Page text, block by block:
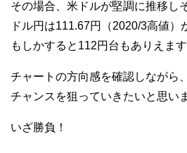
その場合、米ドルが堅調に推移し
ドル円は111.67円（2020/3高値）
もしかすると112円台もありえます
チャートの方向感を確認しながら、
チャンスを狙っていきたいと思い
いざ勝負！